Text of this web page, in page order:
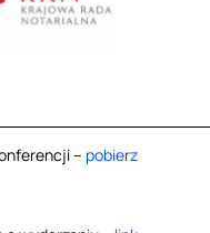
– pobierz